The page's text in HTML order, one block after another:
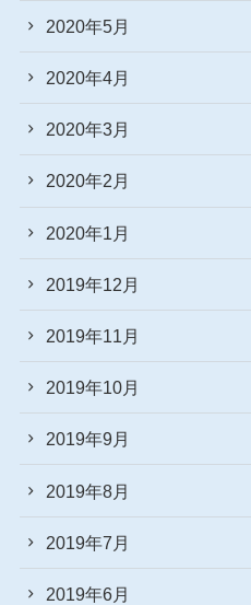
2020年5月
2020年4月
2020年3月
2020年2月
2020年1月
2019年12月
2019年11月
2019年10月
2019年9月
2019年8月
2019年7月
2019年6月